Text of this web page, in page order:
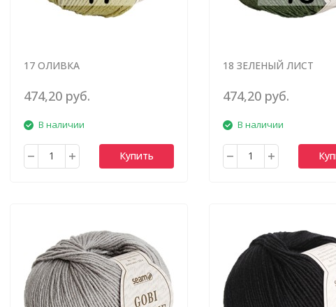
17 ОЛИВКА
474,20 руб.
В наличии
Купить
18 ЗЕЛЕНЫЙ ЛИСТ
474,20 руб.
В наличии